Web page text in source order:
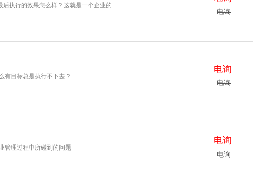
后执行的效果怎么样？这就是一个企业的
电询
有目标总是执行不下去？
电询
电询
管理过程中所碰到的问题
电询
电询